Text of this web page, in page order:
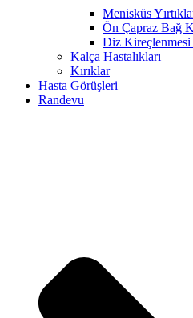
Menisküs
Ön Çapraz Bağ
Diz Kireçlenmesi
Kalça Hastalıkları
Kırıklar
Hasta Görüşleri
Randevu